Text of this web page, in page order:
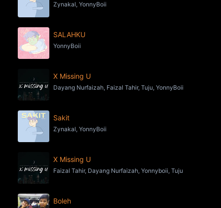
Zynakal, YonnyBoii
SALAHKU
YonnyBoii
X Missing U
Dayang Nurfaizah, Faizal Tahir, Tuju, YonnyBoii
Sakit
Zynakal, YonnyBoii
X Missing U
Faizal Tahir, Dayang Nurfaizah, Yonnyboii, Tuju
Boleh